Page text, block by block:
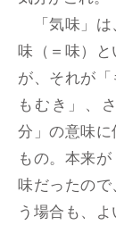
「気味」は
味（＝味）
が、それが
もむき」、
分」の意味
もの。本来
味だったの
う場合も、